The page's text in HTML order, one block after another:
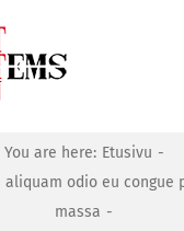
You are here: Etusivu
aliquam odio eu congue
massa